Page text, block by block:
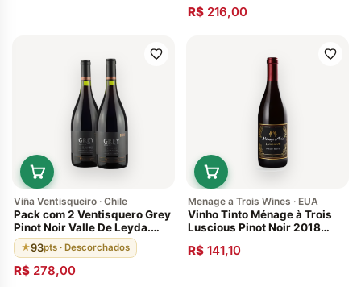
R$ 216,00
Viña Ventisqueiro · Chile
Pack com 2 Ventisquero Grey
Pinot Noir Valle De Leyda.
Descorchados: 93 pts,
Envelhecido 12 meses em
barricas de carvalho francês,
Vinho Chileno Premiado 2016
★93pts · Descorchados
R$ 278,00
Menage a Trois Wines · EUA
Vinho Tinto Ménage à Trois
Luscious Pinot Noir 2018
R$ 141,10